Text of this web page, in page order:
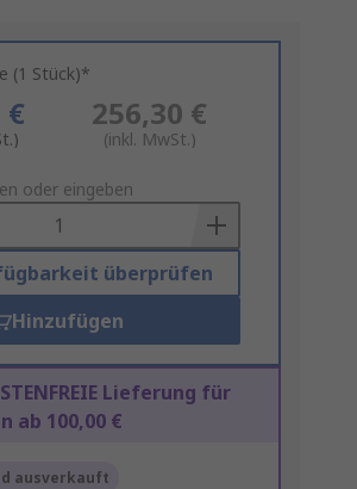
(1 Stück)*
€ 256,30 €
(inkl. MwSt.)
oder eingeben
überprüfen
Hinzufügen
Lieferung für
ab 100,00 €
ausverkauft